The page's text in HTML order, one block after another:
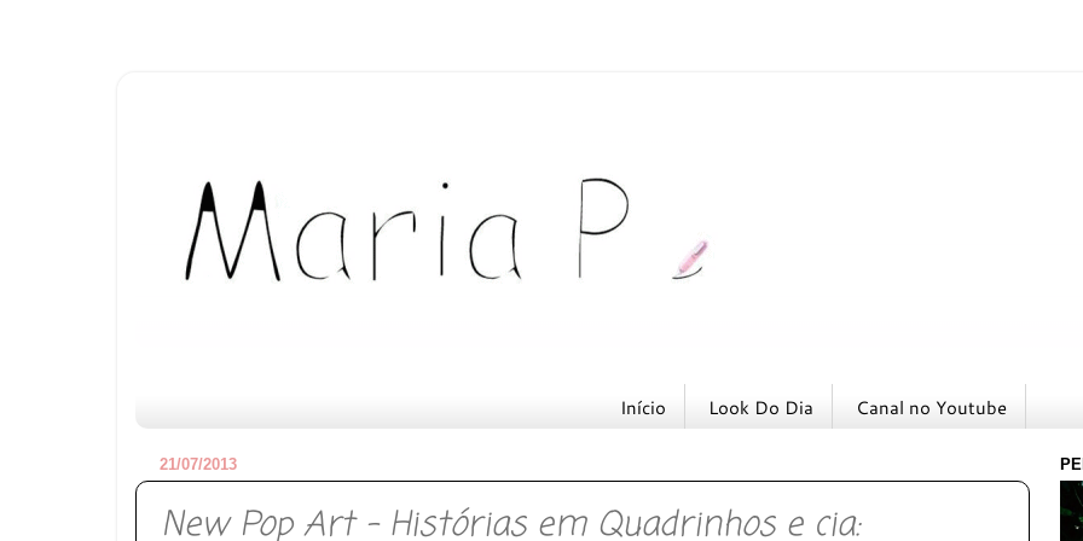
Início Look Do Dia Canal no Youtube
21/07/2013
New Pop Art - Histórias em Quadrinhos e cia: